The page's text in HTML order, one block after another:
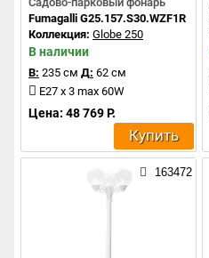
Fumagalli G25.157.S30.WZF1R
Коллекция: Globe 250
В наличии
В: 235 см Д: 62 см
E27 x 3 max 60W
Цена: 48 769 Р.
Купить
163472